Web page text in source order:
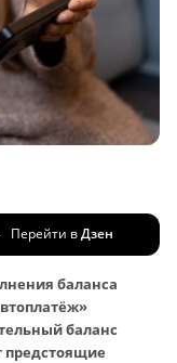
Перейти вДзен
баланса
баланс
предстоящие